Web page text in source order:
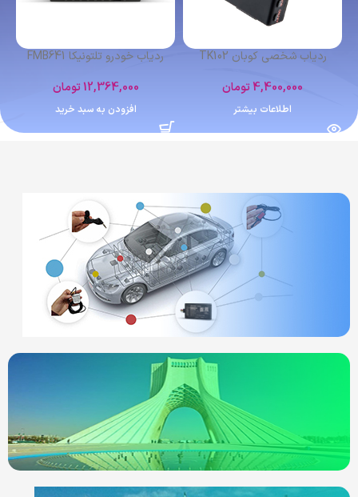
ردیاب شخصی کوبان TK102
4,400,000تومان
اطلاعات بیشتر
ردیاب خودرو تلتونیکا FMB641
12,364,000تومان
افزودن به سبد خرید